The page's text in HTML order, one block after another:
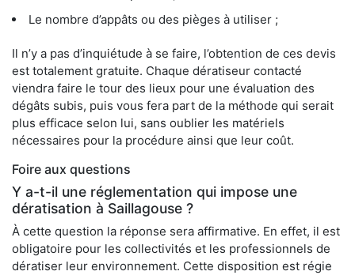
Le nombre d’appâts ou des pièges à utiliser ;
Il n’y a pas d’inquiétude à se faire, l’obtention de ces devis
est totalement gratuite. Chaque dératiseur contacté
viendra faire le tour des lieux pour une évaluation des
dégâts subis, puis vous fera part de la méthode qui serait
plus efficace selon lui, sans oublier les matériels
nécessaires pour la procédure ainsi que leur coût.
Foire aux questions
Y a-t-il une réglementation qui impose une
dératisation à Saillagouse ?
À cette question la réponse sera affirmative. En effet, il est
obligatoire pour les collectivités et les professionnels de
dératiser leur environnement. Cette disposition est régie